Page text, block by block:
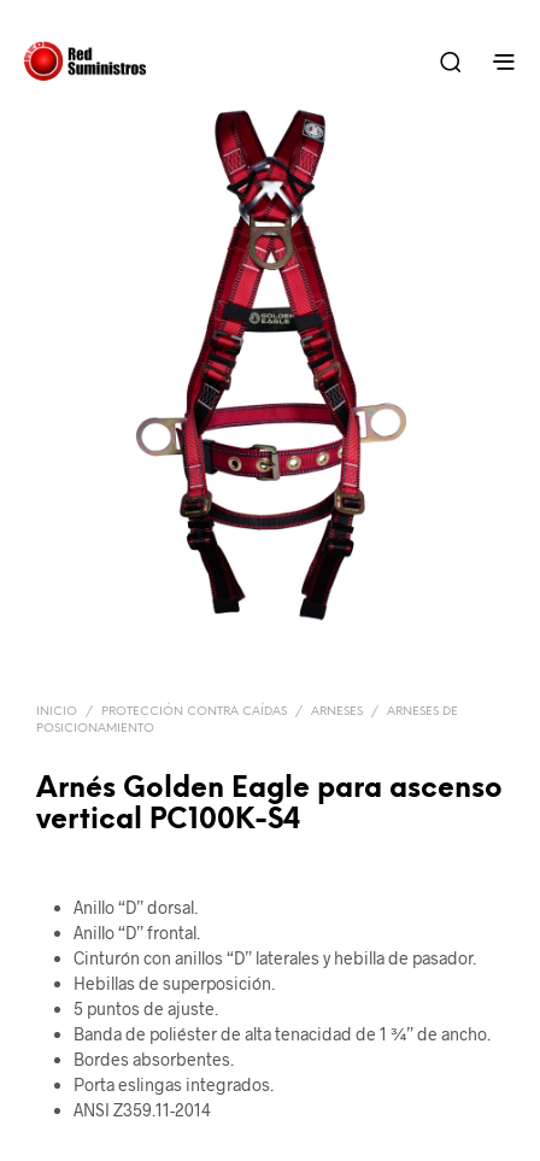
INICIO / PROTECCIÓN CONTRA CAÍDAS / ARNESES /
ARNESES DE
POSICIONAMIENTO
Arnés Golden Eagle para ascenso
vertical PC100K-S4
Anillo “D” dorsal.
Anillo “D” frontal.
Cinturón con anillos “D” laterales y hebilla de pasador.
Hebillas de superposición.
5 puntos de ajuste.
Banda de poliéster de alta tenacidad de 1 ¾” de ancho.
Bordes absorbentes.
Porta eslingas integrados.
ANSI Z359.11-2014